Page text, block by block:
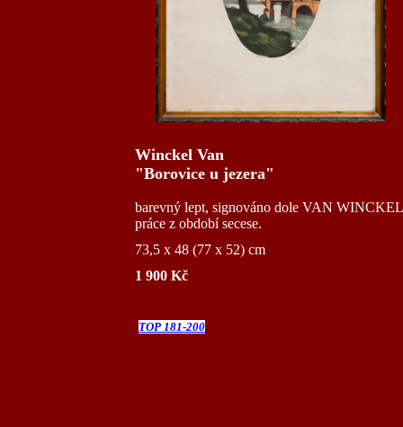
Winckel Van
"Borovice u jezera"
barevný lept, signováno dole VAN
práce z období secese.
73,5 x 48 (77 x 52) cm
1 900 Kč
TOP 181-200